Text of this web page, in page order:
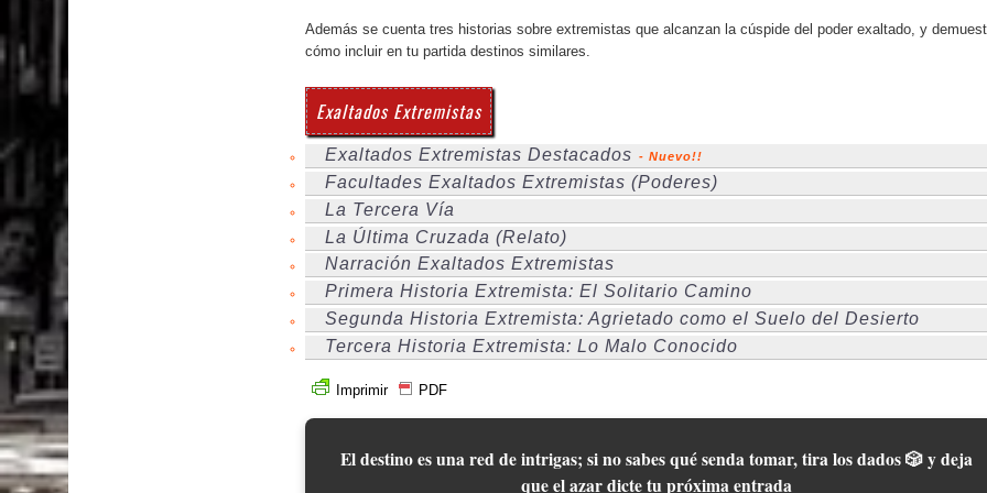
Además se cuenta tres historias sobre extremistas que alcanzan la cúspide del poder exaltado, y
cómo incluir en tu partida destinos similares.
Exaltados Extremistas
Exaltados Extremistas Destacados - Nuevo!!
Facultades Exaltados Extremistas (Poderes)
La Tercera Vía
La Última Cruzada (Relato)
Narración Exaltados Extremistas
Primera Historia Extremista: El Solitario Camino
Segunda Historia Extremista: Agrietado como el Suelo del Desierto
Tercera Historia Extremista: Lo Malo Conocido
Imprimir PDF
El destino es una red de intrigas; si no sabes qué senda tomar, tira los dados 🎲 y deja
que el azar dicte tu próxima entrada